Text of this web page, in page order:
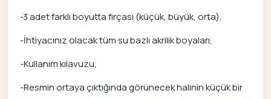
-3 adet farklı boyutta fırçası (küçük, büyük, orta),
-İhtiyacınız olacak tüm su bazlı akrilik boyaları,
-Kullanım kılavuzu,
-Resmin ortaya çıktığında görünecek halinin küçük bir